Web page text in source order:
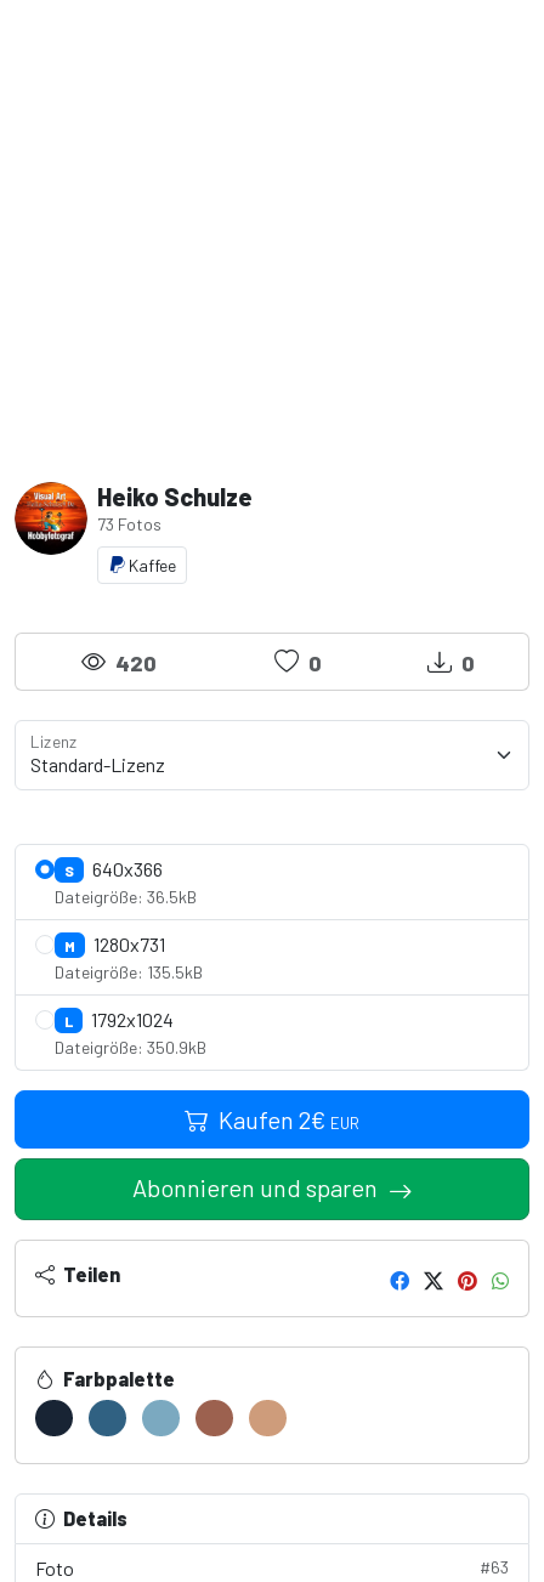
Heiko Schulze
73 Fotos
Kaffee
420 0 0
Lizenz
S 640x366
Dateigröße: 36.5kB
M 1280x731
Dateigröße: 135.5kB
L 1792x1024
Dateigröße: 350.9kB
Kaufen 2€ EUR
Abonnieren und sparen
Teilen
Farbpalette
Details
Foto #63